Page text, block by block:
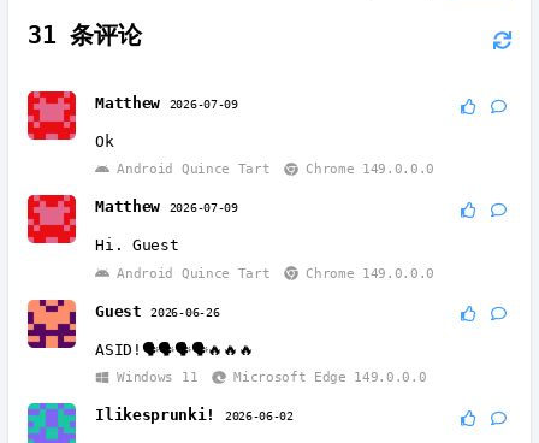
31 条评论
Matthew 2026-07-09
Ok
Android Quince Tart Chrome 149.0.0.0
Matthew 2026-07-09
Hi. Guest
Android Quince Tart Chrome 149.0.0.0
Guest 2026-06-26
ASID!🗣️🗣️🗣️🗣️🔥🔥🔥
Windows 11 Microsoft Edge 149.0.0.0
Ilikesprunki! 2026-06-02